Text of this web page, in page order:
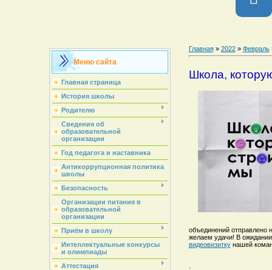
Меню сайта
Главная страница
История школы
Родителю
Сведения об
образовательной
организации
Год педагога и наставника
Антикоррупционная политика
школы
Безопасность
Организации питания в
образовательной
организации
Приём в школу
Интеллектуальные конкурсы
и олимпиады
Аттестация
Главная» 2022 » Февраль
Школа,
объединений отправлено
желаем удачи! В ожидании
видеовизиткунашей